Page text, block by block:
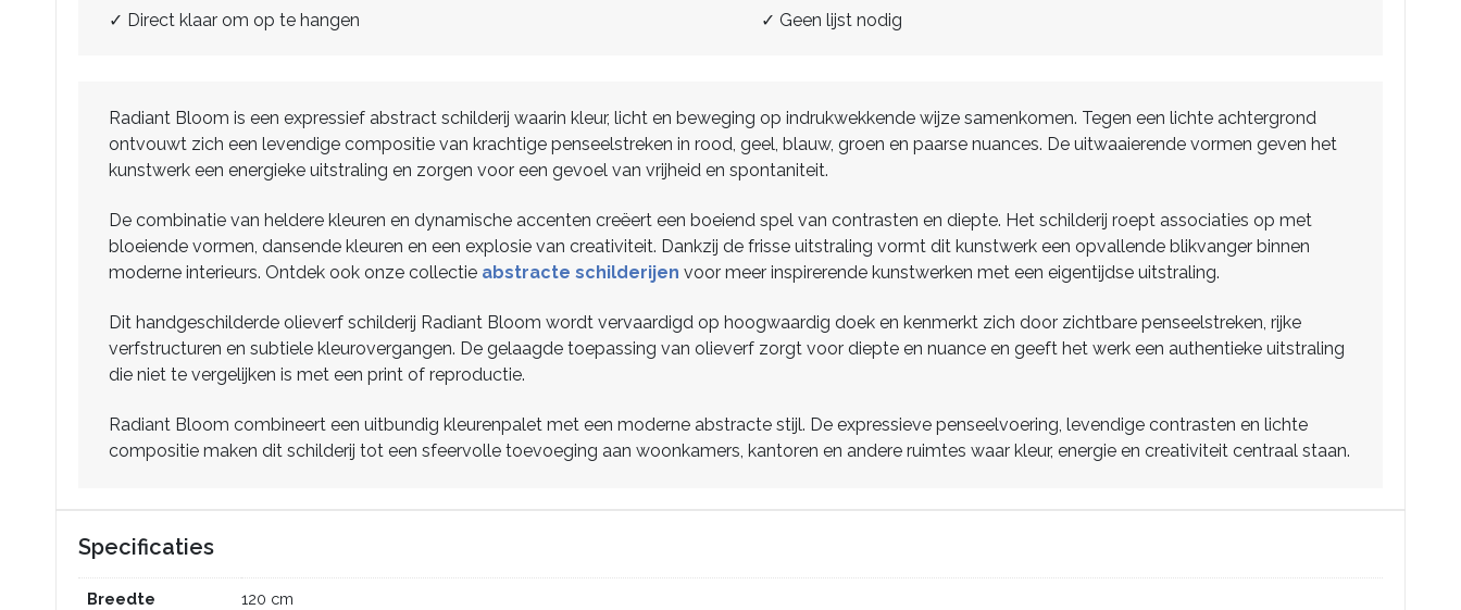
✓ Direct klaar om op te hangen
✓ Geen lijst nodig
Radiant Bloom is een expressief abstract schilderij waarin kleur, licht en beweging op indrukwekkende wijze samenkomen. Tegen een lichte achtergrond
ontvouwt zich een levendige compositie van krachtige penseelstreken in rood, geel, blauw, groen en paarse nuances. De uitwaaierende vormen geven het
kunstwerk een energieke uitstraling en zorgen voor een gevoel van vrijheid en spontaniteit.
De combinatie van heldere kleuren en dynamische accenten creëert een boeiend spel van contrasten en diepte. Het schilderij roept associaties op met
bloeiende vormen, dansende kleuren en een explosie van creativiteit. Dankzij de frisse uitstraling vormt dit kunstwerk een opvallende blikvanger binnen
moderne interieurs. Ontdek ook onze collectie abstracte schilderijen voor meer inspirerende kunstwerken met een eigentijdse uitstraling.
Dit handgeschilderde olieverf schilderij Radiant Bloom wordt vervaardigd op hoogwaardig doek en kenmerkt zich door zichtbare penseelstreken, rijke
verfstructuren en subtiele kleurovergangen. De gelaagde toepassing van olieverf zorgt voor diepte en nuance en geeft het werk een authentieke uitstraling
die niet te vergelijken is met een print of reproductie.
Radiant Bloom combineert een uitbundig kleurenpalet met een moderne abstracte stijl. De expressieve penseelvoering, levendige contrasten en lichte
compositie maken dit schilderij tot een sfeervolle toevoeging aan woonkamers, kantoren en andere ruimtes waar kleur, energie en creativiteit centraal staan.
Specificaties
Breedte 120 cm